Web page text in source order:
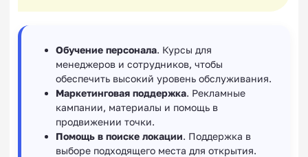
Обучение персонала. Курсы для
менеджеров и сотрудников, чтобы
обеспечить высокий уровень обслуживания.
Маркетинговая поддержка. Рекламные
кампании, материалы и помощь в
продвижении точки.
Помощь в поиске локации. Поддержка в
выборе подходящего места для открытия.